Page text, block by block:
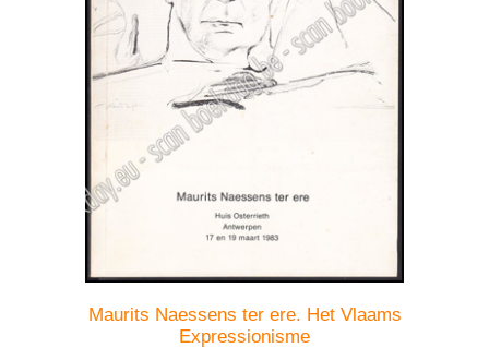
Maurits Naessens ter ere. Het Vlaams
Expressionisme